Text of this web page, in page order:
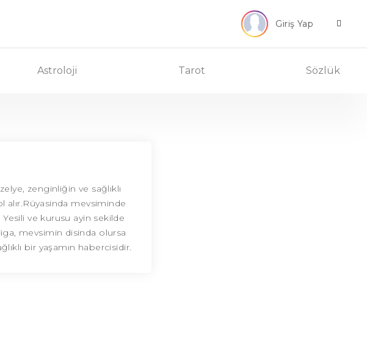
Giriş Yap
Astroloji Tarot Sözlük
zenginliğin ve sağlıklı
alır.Rüyasinda mevsiminde
ve kurusu ayin sekilde
mevsimin disinda olursa
bir yaşamın habercisidir.